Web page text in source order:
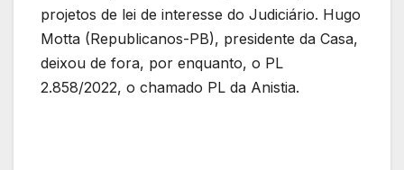
projetos de lei de interesse do Judiciário. Hugo
Motta (Republicanos-PB), presidente da Casa,
deixou de fora, por enquanto, o PL
2.858/2022, o chamado PL da Anistia.